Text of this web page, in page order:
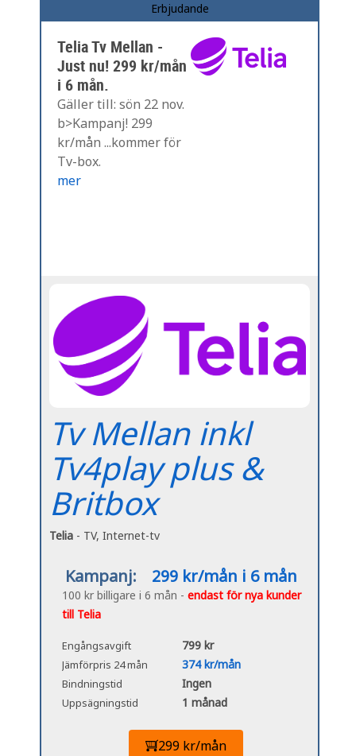
Erbjudande
Telia Tv Mellan -
Just nu! 299 kr/mån
i 6 mån.
Gäller till: sön 22 nov.
b>Kampanj! 299
kr/mån ...kommer för
Tv-box.
mer
Tv Mellan inkl
Tv4play plus &
Britbox
Telia - TV, Internet-tv
Kampanj: 299 kr/mån i 6 mån
100 kr billigare i 6 mån - endast för nya kunder
till Telia
Engångsavgift 799 kr
Jämförpris 24 mån 374 kr/mån
Bindningstid Ingen
Uppsägningstid 1 månad
299 kr/mån